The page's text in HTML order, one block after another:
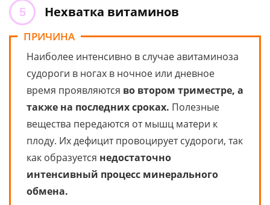
Нехватка витаминов
ПРИЧИНА
Наиболее интенсивно в случае авитаминоза
судороги в ногах в ночное или дневное
время проявляются во втором триместре, а
также на последних сроках. Полезные
вещества передаются от мышц матери к
плоду. Их дефицит провоцирует судороги, так
как образуется недостаточно
интенсивный процесс минерального
обмена.